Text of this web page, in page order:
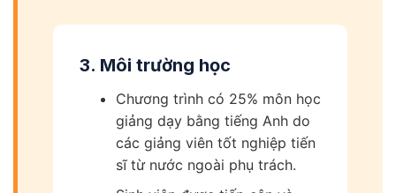
3. Môi trường học
Chương trình có 25% môn học
giảng dạy bằng tiếng Anh do
các giảng viên tốt nghiệp tiến
sĩ từ nước ngoài phụ trách.